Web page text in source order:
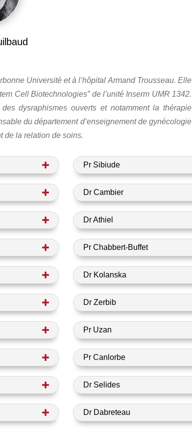
Université et à l’hôpital Armand Trousseau. Elle
Cell Biotechnologies” de l’unité Inserm UMR 1342.
dysraphismes ouverts et notamment la thérapie
du département d’enseignement de gynécologie
de la relation de soins.
Pr Sibiude
Dr Cambier
Dr Athiel
Pr Chabbert-Buffet
Dr Kolanska
Dr Zerbib
Pr Uzan
Pr Canlorbe
Dr Selides
Dr Dabreteau